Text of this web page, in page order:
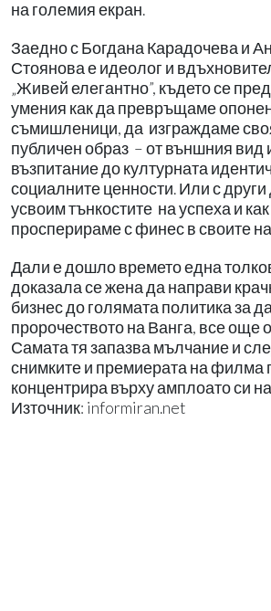
на големия екран.
Заедно с Богдана Карадочева и
Стоянова е идеолог и
„Живей елегантно”, където се
умения как да превръщаме
съмишленици, да изграждаме
публичен образ – от външния вид
възпитание до културната
социалните ценности. Или с
усвоим тънкостите на успеха и
просперираме с финес в своите
Дали е дошло времето една
доказала се жена да направи
бизнес до голямата политика за
пророчеството на Ванга, все още
Самата тя запазва мълчание и
снимките и премиерата на филма
концентрира върху амплоато си
Източник: informiran.net